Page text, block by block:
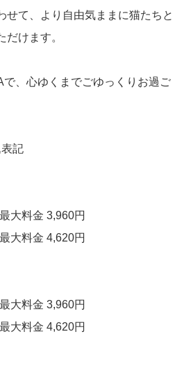
せて、より自由気ままに猫たちと
だけます。
で、心ゆくまでごゆっくりお過ご
記
大料金 3,960円
大料金 4,620円
大料金 3,960円
大料金 4,620円